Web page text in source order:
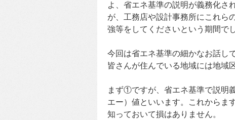
よ、省エネ基準の説明が義務化さ
が、工務店や設計事務所にこれら
強等をしてくださいという期間でし
今回は省エネ基準の細かなお話
皆さんが住んでいる地域には地域
まず①ですが、省エネ基準で説明
エー）値といいます。これからま
知っておいて損はありません。